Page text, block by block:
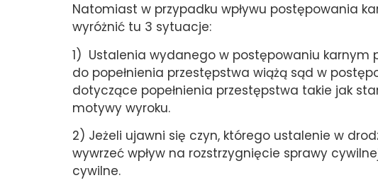
Natomiast w przypadku wpływu postępowania
wyróżnić tu 3 sytuacje:
1) Ustalenia wydanego w postępowaniu karnym
do popełnienia przestępstwa wiążą sąd w
dotyczące popełnienia przestępstwa takie jak
motywy wyroku.
2) Jeżeli ujawni się czyn, którego ustalenie w
wywrzeć wpływ na rozstrzygnięcie sprawy
cywilne.